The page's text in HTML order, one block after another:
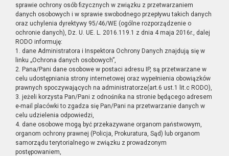
sprawie ochrony osób fizycznych w związku z przetwarzaniem
danych osobowych i w sprawie swobodnego przepływu takich danych
oraz uchylenia dyrektywy 95/46/WE (ogólne rozporządzenie o
ochronie danych), Dz. U. UE. L. 2016.119.1 z dnia 4 maja 2016r., dalej
RODO informuję:
1. dane Administratora i Inspektora Ochrony Danych znajdują się w
linku „Ochrona danych osobowych”,
2. Pana/Pani dane osobowe w postaci adresu IP, są przetwarzane w
celu udostępniania strony internetowej oraz wypełnienia obowiązków
prawnych spoczywających na administratorze(art.6 ust.1 lit.c RODO),
3. jeżeli korzysta Pan/Pani z odnośnika na stronie będącego adresem
e-mail placówki to zgadza się Pan/Pani na przetwarzanie danych w
celu udzielenia odpowiedzi,
4. dane osobowe mogą być przekazywane organom państwowym,
organom ochrony prawnej (Policja, Prokuratura, Sąd) lub organom
samorządu terytorialnego w związku z prowadzonym
postępowaniem,